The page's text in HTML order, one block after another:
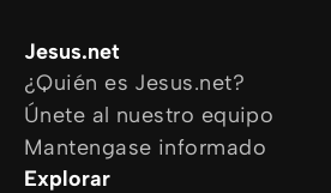
Jesus.net
¿Quién es Jesus.net?
Únete al nuestro equipo
Mantengase informado
Explorar